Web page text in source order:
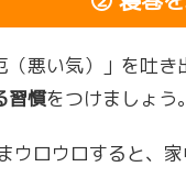
（悪い気）」を吐
習慣をつけましょう。
ウロウロすると、